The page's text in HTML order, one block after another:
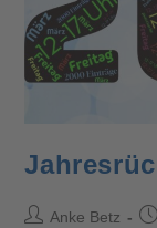
Anke Betz